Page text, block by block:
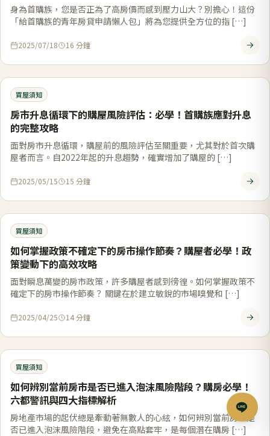
身為首購族，您是否正為了高房價而感到壓力山大？別擔心！這份
「給首購族的青年房貸申請懶人包」將為您提供全方位的指 […]
2025/07/18 16 分鐘
買屋須知
房市升息循環下的購屋風險評估：必學！首購族應對升息
的完整攻略
面對房市升息循環，購屋前的風險評估至關重要，尤其對於首次購
屋者而言。自2022年起的升息趨勢，確實增加了購屋的 […]
2025/05/15 15 分鐘
買屋須知
如何掌握政策不確定下的房市操作節奏？購屋者必學！政
策變動下的高效攻略
面對瞬息萬變的房市政策，許多購屋者感到徬徨。如何掌握政策不
確定下的房市操作節奏？ 關鍵在於建立敏銳的市場嗅覺和 […]
2025/04/25 14分鐘
買屋須知
如何辨別當前房市是否已進入泡沫風險階段？購房必學！
六都警訊與四大指標解析
房地產市場的起伏總是牽動著無數人的心絃，如何辨別當前房市是
否已進入泡沫風險階段，避免在高點套牢，是每個潛在購房 […]